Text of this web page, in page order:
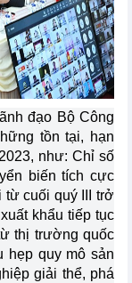
đạo Bộ Công
tồn tại, hạn
như: Chỉ số
biến tích cực
từ cuối quý III trở
khẩu tiếp tục
thị trường quốc
hẹp quy mô sản
giải thể, phá